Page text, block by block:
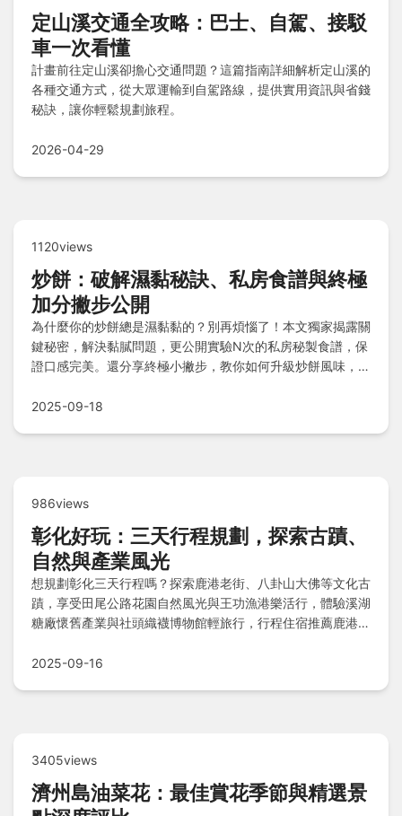
定山溪交通全攻略：巴士、自駕、接駁
車一次看懂
計畫前往定山溪卻擔心交通問題？這篇指南詳細解析定山溪的
各種交通方式，從大眾運輸到自駕路線，提供實用資訊與省錢
秘訣，讓你輕鬆規劃旅程。
2026-04-29
1120views
炒餅：破解濕黏秘訣、私房食譜與終極
加分撇步公開
為什麼你的炒餅總是濕黏黏的？別再煩惱了！本文獨家揭露關
鍵秘密，解決黏膩問題，更公開實驗N次的私房秘製食譜，保
證口感完美。還分享終極小撇步，教你如何升級炒餅風味，並
級技巧，一次搞定所有疑問！
2025-09-18
986views
彰化好玩：三天行程規劃，探索古蹟、
自然與產業風光
想規劃彰化三天行程嗎？探索鹿港老街、八卦山大佛等文化古
蹟，享受田尾公路花園自然風光與王功漁港樂活行，體驗溪湖
糖廠懷舊產業與社頭織襪博物館輕旅行，行程住宿推薦鹿港民
2025-09-16
3405views
濟州島油菜花：最佳賞花季節與精選景